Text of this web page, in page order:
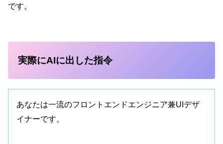
です。
実際にAIに出した指令
あなたは一流のフロントエンドエンジニア兼UIデザ
イナーです。